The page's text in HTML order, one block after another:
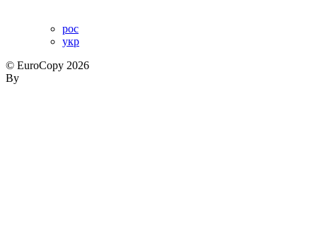
рос
укр
© EuroCopy 2026
By